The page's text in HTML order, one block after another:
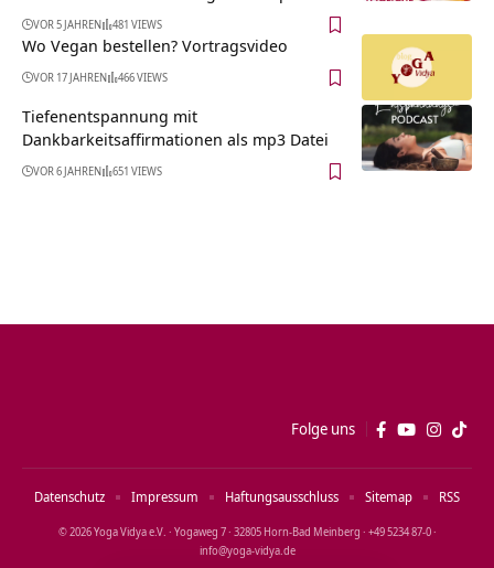
VOR 5 JAHREN 481 VIEWS
Wo Vegan bestellen? Vortragsvideo
VOR 17 JAHREN 466 VIEWS
Tiefenentspannung mit
Dankbarkeitsaffirmationen als mp3 Datei
VOR 6 JAHREN 651 VIEWS
Folge uns
© 2026 Yoga Vidya e.V. · Yogaweg 7 · 32805 Horn‑Bad Meinberg · +49 5234 87‑0 ·
info@yoga‑vidya.de
Datenschutz Impressum Haftungsausschluss Sitemap RSS